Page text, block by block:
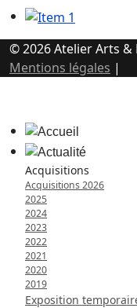
© 2026 Atelier Arts
Mentions légales |
Acquisitions
Acquisitions 2026
2025
2024
2023
2022
2021
2020
2019
Exposition